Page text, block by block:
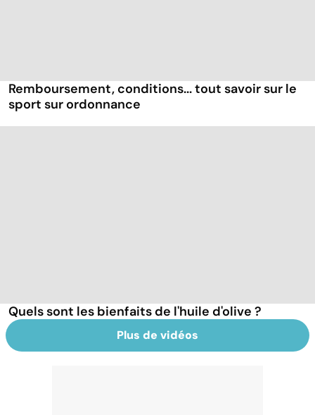
Remboursement, conditions... tout savoir sur le
sport sur ordonnance
Quels sont les bienfaits de l'huile d'olive ?
Plus de vidéos